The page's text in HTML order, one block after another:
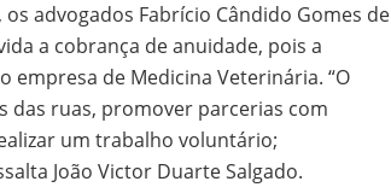
advogados Fabrício Cândido Gomes de
a cobrança de anuidade, pois a
empresa de Medicina Veterinária. “O
das ruas, promover parcerias com
um trabalho voluntário;
João Victor Duarte Salgado.